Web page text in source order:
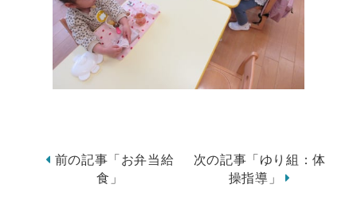
前の記事「お弁当給
食」
次の記事「ゆり組：体
操指導」